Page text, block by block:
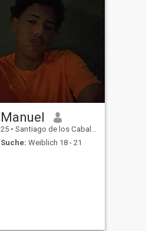
Manuel
25 • Santiago de los Caballeros, Santiago, Dom. Rep.
Suche: Weiblich 18 - 21